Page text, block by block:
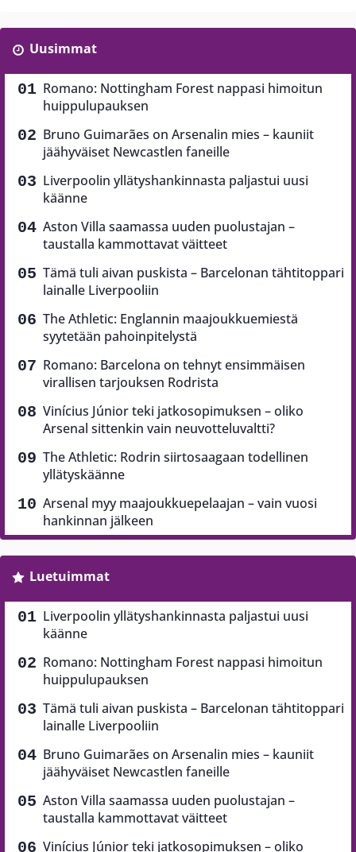
Uusimmat
Romano: Nottingham Forest nappasi himoitun
huippulupauksen
Bruno Guimarães on Arsenalin mies – kauniit
jäähyväiset Newcastlen faneille
Liverpoolin yllätyshankinnasta paljastui uusi
käänne
Aston Villa saamassa uuden puolustajan –
taustalla kammottavat väitteet
Tämä tuli aivan puskista – Barcelonan tähtitoppari
lainalle Liverpooliin
The Athletic: Englannin maajoukkuemiestä
syytetään pahoinpitelystä
Romano: Barcelona on tehnyt ensimmäisen
virallisen tarjouksen Rodrista
Vinícius Júnior teki jatkosopimuksen – oliko
Arsenal sittenkin vain neuvotteluvaltti?
The Athletic: Rodrin siirtosaagaan todellinen
yllätyskäänne
Arsenal myy maajoukkuepelaajan – vain vuosi
hankinnan jälkeen
Luetuimmat
Liverpoolin yllätyshankinnasta paljastui uusi
käänne
Romano: Nottingham Forest nappasi himoitun
huippulupauksen
Tämä tuli aivan puskista – Barcelonan tähtitoppari
lainalle Liverpooliin
Bruno Guimarães on Arsenalin mies – kauniit
jäähyväiset Newcastlen faneille
Aston Villa saamassa uuden puolustajan –
taustalla kammottavat väitteet
Vinícius Júnior teki jatkosopimuksen – oliko